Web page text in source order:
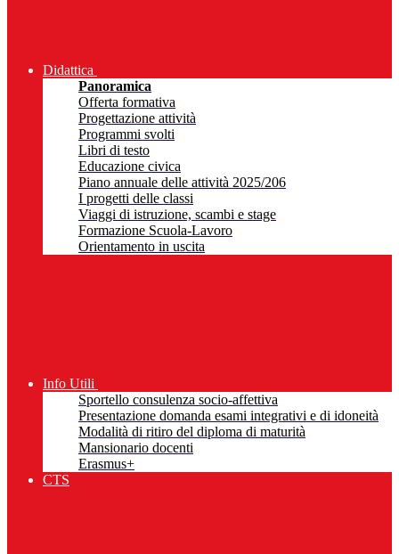
Didattica
Panoramica
Offerta formativa
Progettazione attività
Programmi svolti
Libri di testo
Educazione civica
Piano annuale delle attività 2025/206
I progetti delle classi
Viaggi di istruzione, scambi e stage
Formazione Scuola-Lavoro
Orientamento in uscita
Info Utili
Sportello consulenza socio-affettiva
Presentazione domanda esami integrativi e di idoneità
Modalità di ritiro del diploma di maturità
Mansionario docenti
Erasmus+
CTS